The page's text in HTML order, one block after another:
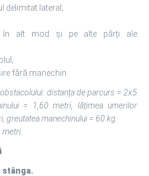
delimitat lateral;
în alt mod și pe alte părți ale
fără manechin.
distanța de parcurs = 2x5
= 1,60 metri, lățimea umerilor
greutatea manechinului = 60 kg.
stânga.